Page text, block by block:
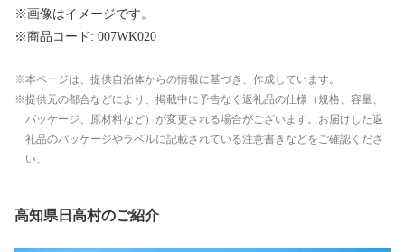
※画像はイメージです。
※商品コード: 007WK020
本ページは、提供自治体からの情報に基づき、作成しています。
提供元の都合などにより、掲載中に予告なく返礼品の仕様（規格、容量、
パッケージ、原材料など）が変更される場合がございます。お届けした返
礼品のパッケージやラベルに記載されている注意書きなどをご確認くださ
い。
高知県日高村のご紹介